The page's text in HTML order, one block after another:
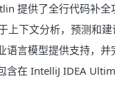
提供了全行代码补
上下文分析，预测和
言模型提供支持，
在 IntelliJ IDEA